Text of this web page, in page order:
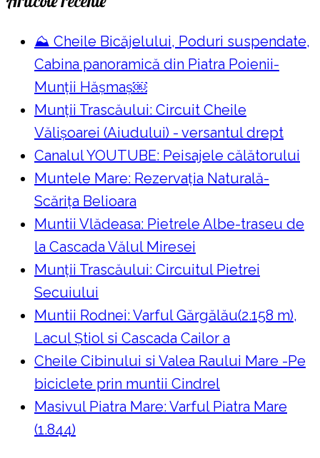
⛰️ Cheile Bicăjelului, Poduri suspendate,
Cabina panoramică din Piatra Poienii-
Munții Hășmaș￼
Munții Trascăului: Circuit Cheile
Vălișoarei (Aiudului) - versantul drept
Canalul YOUTUBE: Peisajele călătorului
Muntele Mare: Rezervaţia Naturală-
Scăriţa Belioara
Muntii Vlădeasa: Pietrele Albe-traseu de
la Cascada Vălul Miresei
Munții Trascăului: Circuitul Pietrei
Secuiului
Muntii Rodnei: Varful Gărgălău(2.158 m),
Lacul Ştiol si Cascada Cailor a
Cheile Cibinului si Valea Raului Mare -Pe
biciclete prin muntii Cindrel
Masivul Piatra Mare: Varful Piatra Mare
(1.844)